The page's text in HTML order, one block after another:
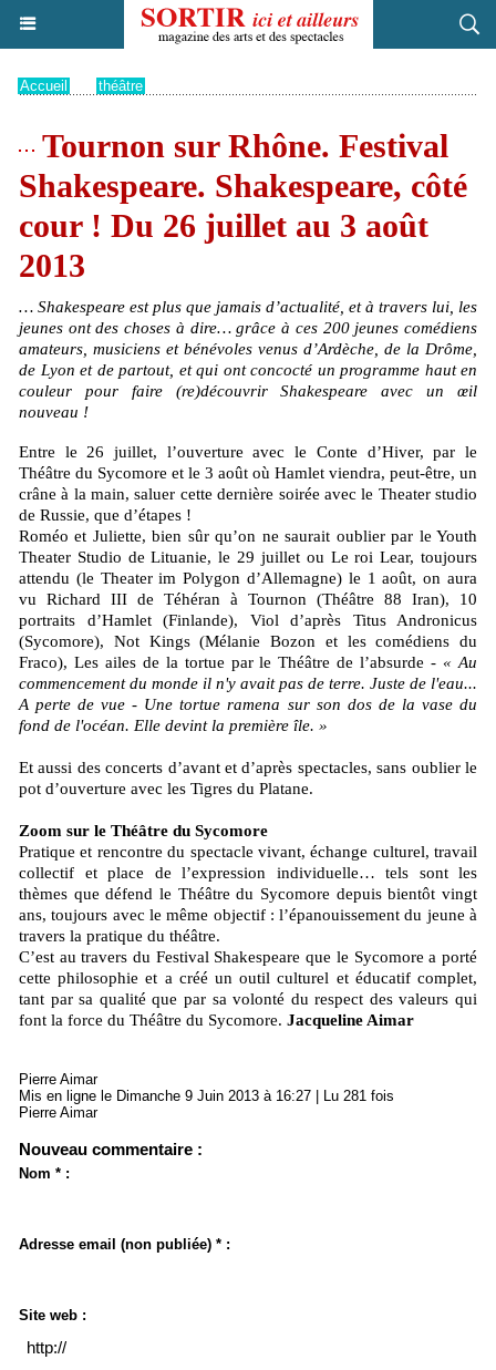
Accueil théâtre
Tournon sur Rhône. Festival
Shakespeare. Shakespeare, côté
cour ! Du 26 juillet au 3 août
2013
… Shakespeare est plus que jamais d’actualité, et à travers lui, les
jeunes ont des choses à dire… grâce à ces 200 jeunes comédiens
amateurs, musiciens et bénévoles venus d’Ardèche, de la Drôme,
de Lyon et de partout, et qui ont concocté un programme haut en
couleur pour faire (re)découvrir Shakespeare avec un œil
nouveau !
Entre le 26 juillet, l’ouverture avec le Conte d’Hiver, par le
Théâtre du Sycomore et le 3 août où Hamlet viendra, peut-être, un
crâne à la main, saluer cette dernière soirée avec le Theater studio
de Russie, que d’étapes !
Roméo et Juliette, bien sûr qu’on ne saurait oublier par le Youth
Theater Studio de Lituanie, le 29 juillet ou Le roi Lear, toujours
attendu (le Theater im Polygon d’Allemagne) le 1 août, on aura
vu Richard III de Téhéran à Tournon (Théâtre 88 Iran), 10
portraits d’Hamlet (Finlande), Viol d’après Titus Andronicus
(Sycomore), Not Kings (Mélanie Bozon et les comédiens du
Fraco), Les ailes de la tortue par le Théâtre de l’absurde -« Au
commencement du monde il n'y avait pas de terre. Juste de l'eau...
A perte de vue - Une tortue ramena sur son dos de la vase du
fond de l'océan. Elle devint la première île. »
Et aussi des concerts d’avant et d’après spectacles, sans oublier le
pot d’ouverture avec les Tigres du Platane.
Zoom sur le Théâtre du Sycomore
Pratique et rencontre du spectacle vivant, échange culturel, travail
collectif et place de l’expression individuelle… tels sont les
thèmes que défend le Théâtre du Sycomore depuis bientôt vingt
ans, toujours avec le même objectif : l’épanouissement du jeune à
travers la pratique du théâtre.
C’est au travers du Festival Shakespeare que le Sycomore a porté
cette philosophie et a créé un outil culturel et éducatif complet,
tant par sa qualité que par sa volonté du respect des valeurs qui
font la force du Théâtre du Sycomore. Jacqueline Aimar
Pierre Aimar
Mis en ligne le Dimanche 9 Juin 2013 à 16:27 | Lu 281 fois
Pierre Aimar
Nouveau commentaire :
Nom * :
Adresse email (non publiée) * :
Site web :